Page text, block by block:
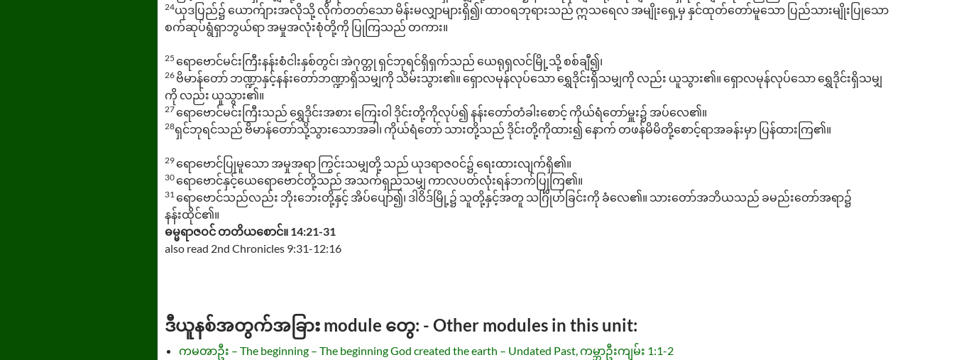
24ယုဒပြည်၌ ယောက်ျားအလိုသို့ လိုက်တတ်သော မိန်းမလျှာများရှိ၍၊ ထာဝရဘုရားသည် ဣသရေလ အမျိုးရှေ့မှ နှင်ထုတ်တော်မူသော ပြည်သားမျိုးပြုသော
စက်ဆုပ်ရွံရှာဘွယ်ရာ အမှုအလုံးစုံတို့ကို ပြုကြသည် တကား။
25 ရောဗောင်မင်းကြီးနန်းစံငါးနှစ်တွင်၊ အဲဂုတ္တု ရှင်ဘုရင်ရှိရှက်သည် ယေရုရှလင်မြို့သို့ စစ်ချီ၍၊
26 ဗိမာန်တော် ဘဏ္ဍာနှင့်နန်းတော်ဘဏ္ဍာရှိသမျှကို သိမ်းသွား၏။ ရှောလမုန်လုပ်သော ရွှေဒိုင်းရှိသမျှကို လည်း ယူသွား၏။ ရှောလမုန်လုပ်သော ရွှေဒိုင်းရှိသမျှ
ကို လည်း ယူသွား၏။
27ရောဗောင်မင်းကြီးသည် ရွှေဒိုင်းအစား ကြေးဝါ ဒိုင်းတို့ကိုလုပ်၍ နန်းတော်တံခါးစောင့် ကိုယ်ရံတော်မှူး၌ အပ်လေ၏။
28ရှင်ဘုရင်သည် ဗိမာန်တော်သို့သွားသောအခါ၊ ကိုယ်ရံတော် သားတို့သည် ဒိုင်းတို့ကိုထား၍ နောက် တဖန်မိမိတို့စောင့်ရာအခန်းမှာ ပြန်ထားကြ၏။
29ရောဗောင်ပြုမူသော အမှုအရာ ကြွင်းသမျှတို့ သည် ယုဒရာဇဝင်၌ ရေးထားလျက်ရှိ၏။
30ရောဗောင်နှင့်ယေရောဗောင်တို့သည် အသက်ရှည်သမျှ ကာလပတ်လုံးရန်ဘက်ပြုကြ၏။
31 ရောဗောင်သည်လည်း ဘိုးဘေးတို့နှင့် အိပ်ပျော်၍၊ ဒါဝိဒ်မြို့၌ သူတို့နှင့်အတူ သင်္ဂြိုဟ်ခြင်းကို ခံလေ၏။ သားတော်အဘိယသည် ခမည်းတော်အရာ၌
နန်းထိုင်၏။
ဓမ္မရာဇဝင် တတိယစောင်။ 14:21-31
also read 2nd Chronicles 9:31-12:16
ဒီယူနစ်အတွက်အခြား module တွေ: - Other modules in this unit:
ကမၻာဦး – The beginning – The beginning God created the earth – Undated Past, ကမ္ဘာဦးကျမ်း 1:1-2